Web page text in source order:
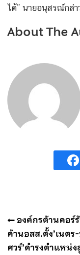
ได้” นายอนุสรณ์กล่า
About The
แนะแนว
เรื่อง
องค์กรต้านคอร์
ค้านอสส.ตั้ง’เนตร
ศวร์’ดำรงตำแหน่